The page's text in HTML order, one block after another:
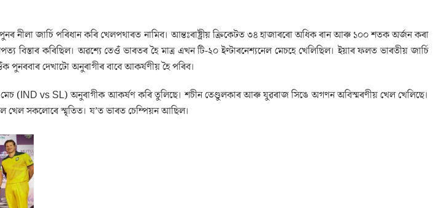
নীলা জাৰ্চি পৰিধান কৰি খেলপথাৰত নামিব। আন্তঃৰাষ্ট্ৰীয় ক্ৰিকেটত ৩৪ হাজাৰৰো অধিক ৰান আৰু ১০০ শতক অৰ্জন কৰা
বিস্তাৰ কৰিছিল। অৱশ্যে তেওঁ ভাৰতৰ হৈ মাত্ৰ এখন টি-২০ ইণ্টাৰনেশ্যনেল মেচহে খেলিছিল। ইয়াৰ ফলত ভাৰতীয় জাৰ্চি
পুনৰবাৰ দেখাটো অনুৰাগীৰ বাবে আকৰ্ষণীয় হৈ পৰিব।
(IND vs SL) অনুৰাগীক আকৰ্ষণ কৰি তুলিছে। শচীন তেণ্ডুলকাৰ আৰু যুৱৰাজ সিঙে অগণন অবিস্মৰণীয় খেল খেলিছে।
খেল সকলোৰে স্মৃতিত। য’ত ভাৰত চেম্পিয়ন আছিল।